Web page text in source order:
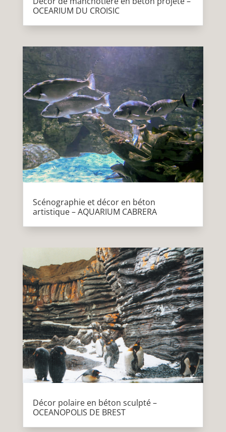
OCEARIUM DU CROISIC
Scénographie et décor en béton
artistique – AQUARIUM CABRERA
Décor polaire en béton sculpté –
OCEANOPOLIS DE BREST